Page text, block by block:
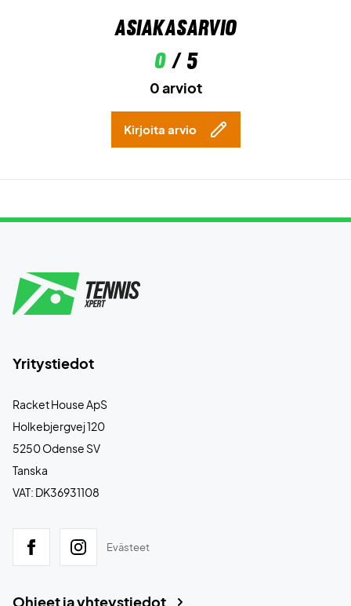
Asiakasarvio
0/ 5
0 arviot
Kirjoita arvio
Yritystiedot
Racket House ApS
Holkebjergvej 120
5250 Odense SV
Tanska
VAT: DK36931108
Evästeet
Ohjeet ja yhteystiedot